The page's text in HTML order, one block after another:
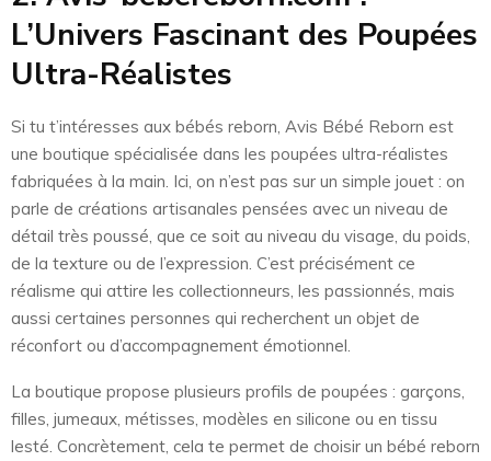
L’Univers Fascinant des Poupées
Ultra-Réalistes
Si tu t’intéresses aux bébés reborn, Avis Bébé Reborn est
une boutique spécialisée dans les poupées ultra-réalistes
fabriquées à la main. Ici, on n’est pas sur un simple jouet : on
parle de créations artisanales pensées avec un niveau de
détail très poussé, que ce soit au niveau du visage, du poids,
de la texture ou de l’expression. C’est précisément ce
réalisme qui attire les collectionneurs, les passionnés, mais
aussi certaines personnes qui recherchent un objet de
réconfort ou d’accompagnement émotionnel.
La boutique propose plusieurs profils de poupées : garçons,
filles, jumeaux, métisses, modèles en silicone ou en tissu
lesté. Concrètement, cela te permet de choisir un bébé reborn